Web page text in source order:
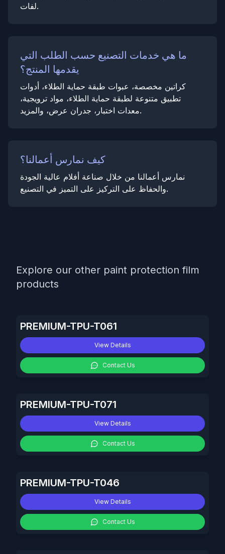
لفات.
ما هي خدمات التصنيع حسب الطلب التي
يقدمها المنتج؟
كراتين مخصصة، عبوات طبقة حماية الطلاء، أدوات
تطبيق متنوعة لطبقة حماية الطلاء، مواد ترويجية،
معدات اختبار، جدران عرض، والمزيد.
كيف نمارس أعمالنا؟
نمارس أعمالنا من خلال صناعة أفلام عالية الجودة
والحفاظ على التركيز على التميز في التصنيع.
Explore our other paint protection film
products
PREMIUM-TPU-T061
View Details
Contact Us
PREMIUM-TPU-T071
View Details
Contact Us
PREMIUM-TPU-T046
View Details
Contact Us